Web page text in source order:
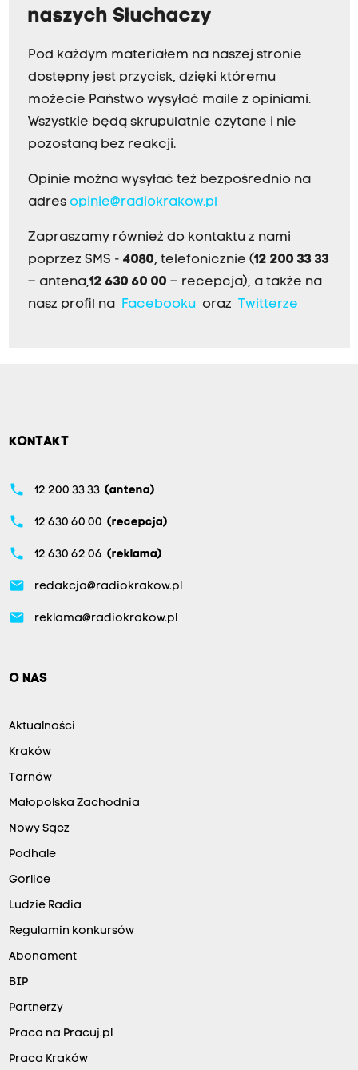
naszych Słuchaczy
Pod każdym materiałem na naszej stronie
dostępny jest przycisk, dzięki któremu
możecie Państwo wysyłać maile z opiniami.
Wszystkie będą skrupulatnie czytane i nie
pozostaną bez reakcji.
Opinie można wysyłać też bezpośrednio na
adres opinie@radiokrakow.pl
Zapraszamy również do kontaktu z nami
poprzez SMS - 4080, telefonicznie (12 200 33 33
– antena,12 630 60 00 – recepcja), a także na
nasz profil na Facebookuoraz Twitterze
KONTAKT
phone 12 200 33 33 (antena)
phone 12 630 60 00 (recepcja)
phone 12 630 62 06 (reklama)
email redakcja@radiokrakow.pl
email reklama@radiokrakow.pl
O NAS
Aktualności
Kraków
Tarnów
Małopolska Zachodnia
Nowy Sącz
Podhale
Gorlice
Ludzie Radia
Regulamin konkursów
Abonament
BIP
Partnerzy
Praca na Pracuj.pl
Praca Kraków